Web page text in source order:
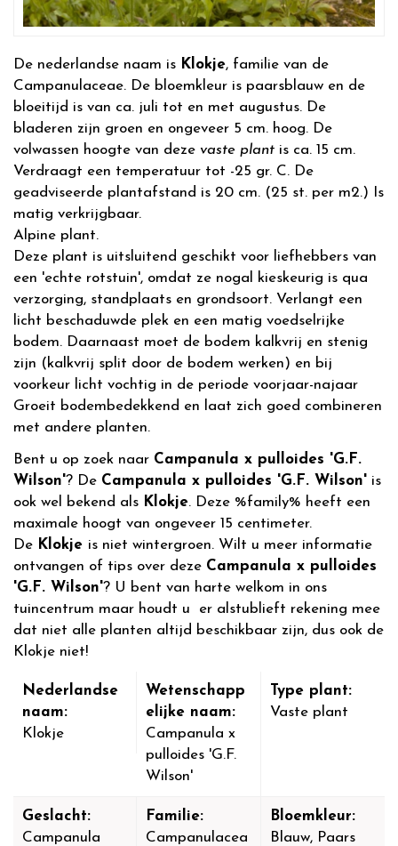
De nederlandse naam is Klokje, familie van de
Campanulaceae. De bloemkleur is paarsblauw en de
bloeitijd is van ca. juli tot en met augustus. De
bladeren zijn groen en ongeveer 5 cm. hoog. De
volwassen hoogte van deze vaste plant is ca. 15 cm.
Verdraagt een temperatuur tot -25 gr. C. De
geadviseerde plantafstand is 20 cm. (25 st. per m2.) Is
matig verkrijgbaar.
Alpine plant.
Deze plant is uitsluitend geschikt voor liefhebbers van
een 'echte rotstuin', omdat ze nogal kieskeurig is qua
verzorging, standplaats en grondsoort. Verlangt een
licht beschaduwde plek en een matig voedselrijke
bodem. Daarnaast moet de bodem kalkvrij en stenig
zijn (kalkvrij split door de bodem werken) en bij
voorkeur licht vochtig in de periode voorjaar-najaar
Groeit bodembedekkend en laat zich goed combineren
met andere planten.
Bent u op zoek naar Campanula x pulloides 'G.F.
Wilson'? De Campanula x pulloides 'G.F. Wilson' is
ook wel bekend als Klokje. Deze %family% heeft een
maximale hoogt van ongeveer 15 centimeter.
De Klokje is niet wintergroen. Wilt u meer informatie
ontvangen of tips over deze Campanula x pulloides
'G.F. Wilson'? U bent van harte welkom in ons
tuincentrum maar houdt u er alstublieft rekening mee
dat niet alle planten altijd beschikbaar zijn, dus ook de
Klokje niet!
Nederlandse
naam:
Klokje
Wetenschapp
elijke naam:
Campanula x
pulloides 'G.F.
Wilson'
Type plant:
Vaste plant
Geslacht:
Campanula
Familie:
Campanulacea
Bloemkleur:
Blauw, Paars